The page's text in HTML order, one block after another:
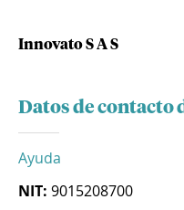
Innovato S A S
Datos de contacto
Ayuda
NIT: 9015208700